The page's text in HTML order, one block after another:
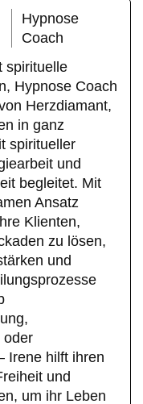
Hypnose
Coach
spirituelle
Hypnose Coach
Herzdiamant,
in ganz
spiritueller
und
begleitet. Mit
Ansatz
Klienten,
zu lösen,
und
oder
Irene hilft ihren
und
um ihr Leben